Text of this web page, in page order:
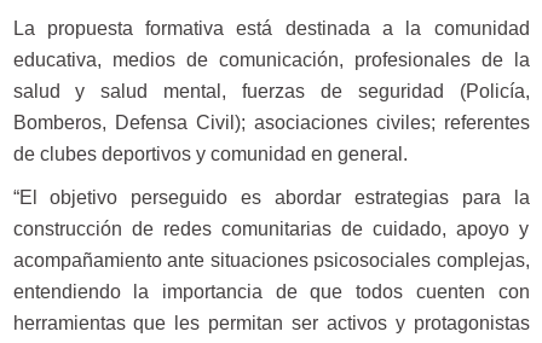
La propuesta formativa está destinada a la comunidad
educativa, medios de comunicación, profesionales de la
salud y salud mental, fuerzas de seguridad (Policía,
Bomberos, Defensa Civil); asociaciones civiles; referentes
de clubes deportivos y comunidad en general.
“El objetivo perseguido es abordar estrategias para la
construcción de redes comunitarias de cuidado, apoyo y
acompañamiento ante situaciones psicosociales complejas,
entendiendo la importancia de que todos cuenten con
herramientas que les permitan ser activos y protagonistas